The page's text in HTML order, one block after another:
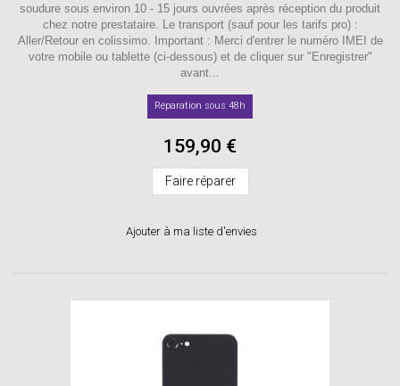
soudure sous environ 10 - 15 jours ouvrées après réception du produit
chez notre prestataire. Le transport (sauf pour les tarifs pro) :
Aller/Retour en colissimo. Important : Merci d'entrer le numéro IMEI de
votre mobile ou tablette (ci-dessous) et de cliquer sur "Enregistrer"
avant...
Réparation sous 48h
159,90 €
Faire réparer
Ajouter à ma liste d'envies